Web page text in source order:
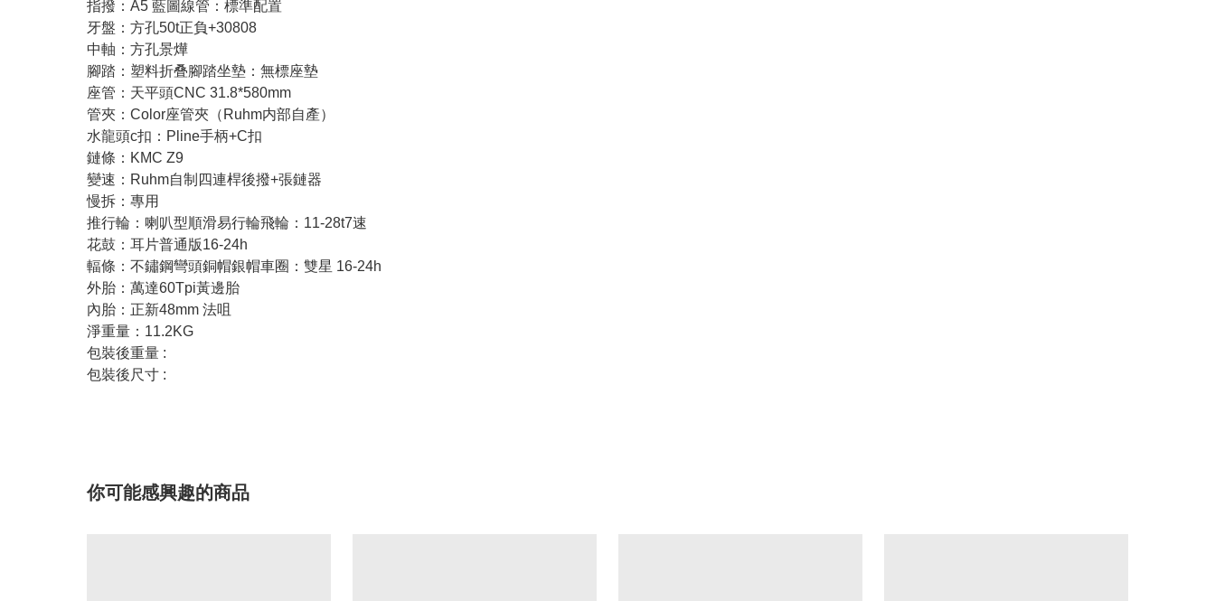
指撥：A5 藍圖線管：標準配置
牙盤：方孔50t正負+30808
中軸：方孔景燁
腳踏：塑料折叠腳踏坐墊：無標座墊
座管：天平頭CNC 31.8*580mm
管夾：Color座管夾（Ruhm内部自產）
水龍頭c扣：Pline手柄+C扣
鏈條：KMC Z9
變速：Ruhm自制四連桿後撥+張鏈器
慢拆：專用
推行輪：喇叭型順滑易行輪飛輪：11-28t7速
花鼓：耳片普通版16-24h
輻條：不鏽鋼彎頭銅帽銀帽車圈：雙星 16-24h
外胎：萬達60Tpi黃邊胎
內胎：正新48mm 法咀
淨重量：11.2KG
包裝後重量 :
包裝後尺寸 :
你可能感興趣的商品